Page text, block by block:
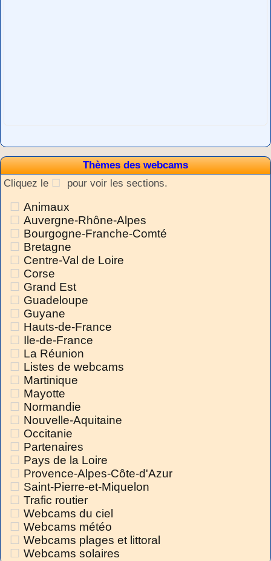
Thèmes des webcams
Cliquez le
pour voir les sections.
Animaux
Auvergne-Rhône-Alpes
Bourgogne-Franche-Comté
Bretagne
Centre-Val de Loire
Corse
Grand Est
Guadeloupe
Guyane
Hauts-de-France
Ile-de-France
La Réunion
Listes de webcams
Martinique
Mayotte
Normandie
Nouvelle-Aquitaine
Occitanie
Partenaires
Pays de la Loire
Provence-Alpes-Côte-d'Azur
Saint-Pierre-et-Miquelon
Trafic routier
Webcams du ciel
Webcams météo
Webcams plages et littoral
Webcams solaires